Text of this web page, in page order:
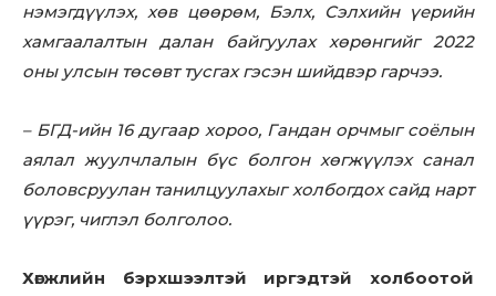
нэмэгдүүлэх, хөв цөөрөм, Бэлх, Сэлхийн үерийн
хамгаалалтын далан байгуулах хөрөнгийг 2022
оны улсын төсөвт тусгах гэсэн шийдвэр гарчээ.
– БГД-ийн 16 дугаар хороо, Гандан орчмыг соёлын
аялал жуулчлалын бүс болгон хөгжүүлэх санал
боловсруулан танилцуулахыг холбогдох сайд нарт
үүрэг, чиглэл болголоо.
Хөгжлийн бэрхшээлтэй иргэдтэй холбоотой